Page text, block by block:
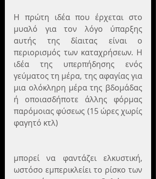
Η πρώτη ιδέα που έρχεται στο
μυαλό για τον λόγο ύπαρξης
αυτής της δίαιτας είναι ο
περιορισμός των καταχρήσεων. Η
ιδέα της υπερπήδησης ενός
γεύματος τη μέρα, της αφαγίας για
μια ολόκληρη μέρα της βδομάδας
ή οποιασδήποτε άλλης φόρμας
παρόμοιας φύσεως (15 ώρες χωρίς
φαγητό κτλ)
μπορεί να φαντάζει ελκυστική,
ωστόσο εμπερικλείει το ρίσκο των